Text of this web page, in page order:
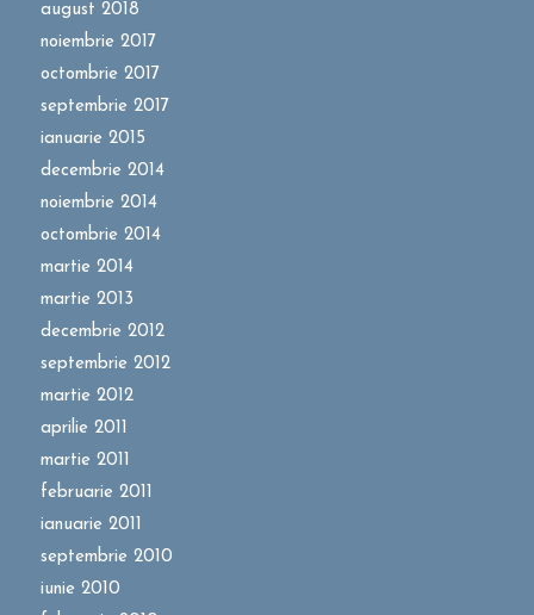
august 2018
noiembrie 2017
octombrie 2017
septembrie 2017
ianuarie 2015
decembrie 2014
noiembrie 2014
octombrie 2014
martie 2014
martie 2013
decembrie 2012
septembrie 2012
martie 2012
aprilie 2011
martie 2011
februarie 2011
ianuarie 2011
septembrie 2010
iunie 2010